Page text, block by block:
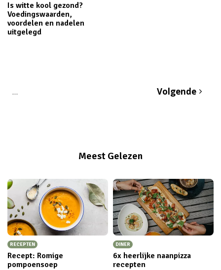
Is witte kool gezond?
Voedingswaarden,
voordelen en nadelen
uitgelegd
… Volgende
Meest Gelezen
RECEPTEN
Recept: Romige
pompoensoep
DINER
6x heerlijke naanpizza
recepten